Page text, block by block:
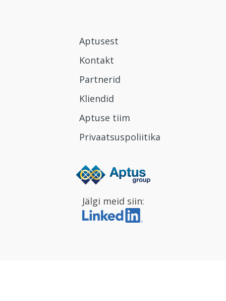
Aptusest
Kontakt
Partnerid
Kliendid
Aptuse tiim
Privaatsuspoliitika
Jälgi meid siin: